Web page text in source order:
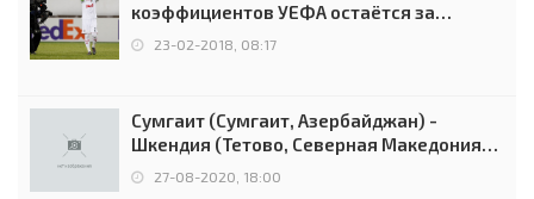
коэффициентов УЕФА остаётся за
Россией
23-02-2018, 08:17
Сумгаит (Сумгаит, Азербайджан) -
Шкендия (Тетово, Северная Македония) -
0:2 (0:0)
27-08-2020, 18:00